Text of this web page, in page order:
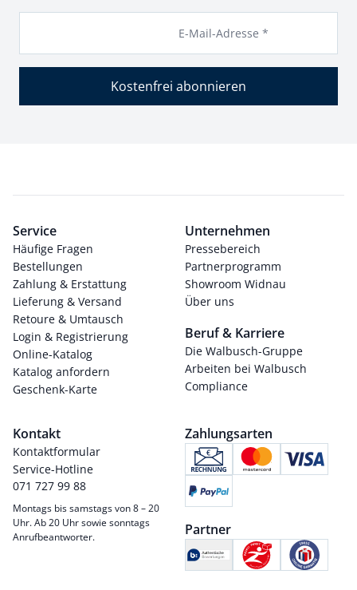
E-Mail-Adresse *
Kostenfrei abonnieren
Service
Häufige Fragen
Bestellungen
Zahlung & Erstattung
Lieferung & Versand
Retoure & Umtausch
Login & Registrierung
Online-Katalog
Katalog anfordern
Geschenk-Karte
Unternehmen
Pressebereich
Partnerprogramm
Showroom Widnau
Über uns
Beruf & Karriere
Die Walbusch-Gruppe
Arbeiten bei Walbusch
Compliance
Kontakt
Kontaktformular
Service-Hotline
071 727 99 88
Montags bis samstags von 8 – 20
Uhr. Ab 20 Uhr sowie sonntags
Anrufbeantworter.
Zahlungsarten
Partner